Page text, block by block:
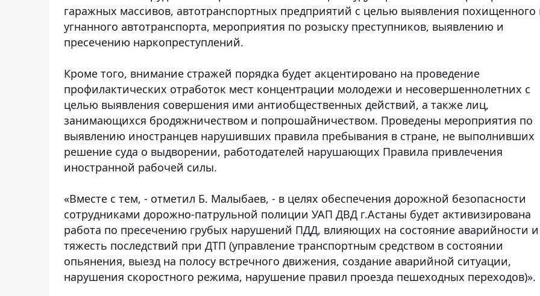
гаражных массивов, автотранспортных предприятий с целью выявления похищенного
угнанного автотранспорта, мероприятия по розыску преступников, выявлению и
пресечению наркопреступлений.
Кроме того, внимание стражей порядка будет акцентировано на проведение
профилактических отработок мест концентрации молодежи и несовершеннолетних с
целью выявления совершения ими антиобщественных действий, а также лиц,
занимающихся бродяжничеством и попрошайничеством. Проведены мероприятия по
выявлению иностранцев нарушивших правила пребывания в стране, не выполнивших
решение суда о выдворении, работодателей нарушающих Правила привлечения
иностранной рабочей силы.
«Вместе с тем, - отметил Б. Малыбаев, - в целях обеспечения дорожной безопасности
сотрудниками дорожно-патрульной полиции УАП ДВД г.Астаны будет активизирована
работа по пресечению грубых нарушений ПДД, влияющих на состояние аварийности и
тяжесть последствий при ДТП (управление транспортным средством в состоянии
опьянения, выезд на полосу встречного движения, создание аварийной ситуации,
нарушения скоростного режима, нарушение правил проезда пешеходных переходов)».